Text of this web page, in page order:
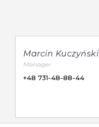
Marcin Kuczyński
Manager
+48 731-48-88-44